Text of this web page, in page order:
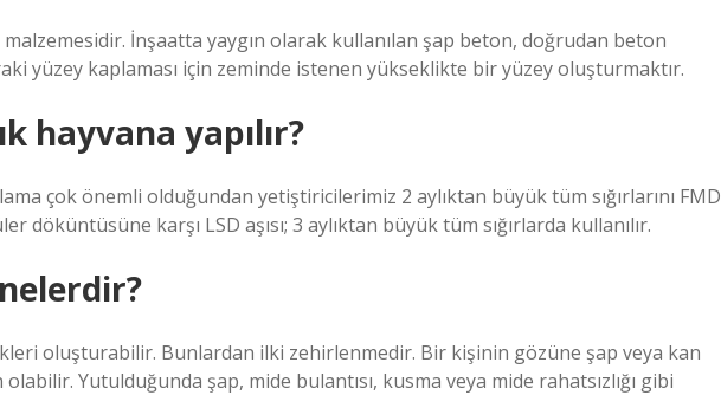
İnşaatta yaygın olarak kullanılan şap beton, doğrudan beton
yüzey kaplaması için zeminde istenen yükseklikte bir yüzey oluşturmaktır.
hayvana yapılır?
çok önemli olduğundan yetiştiricilerimiz 2 aylıktan büyük tüm sığırlarını FMD
döküntüsüne karşı LSD aşısı; 3 aylıktan büyük tüm sığırlarda kullanılır.
oluşturabilir. Bunlardan ilki zehirlenmedir. Bir kişinin gözüne şap veya kan
Yutulduğunda şap, mide bulantısı, kusma veya mide rahatsızlığı gibi